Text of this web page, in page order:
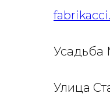
Усадьба
Улица